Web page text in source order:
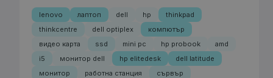
lenovo лаптоп dell hp
thinkpad
thinkcentre
dell optiplex
компютър
видео карта
ssd mini pc hp probook
amd
i5
монитор dell hp elitedesk
dell latitude
монитор
работна станция сървър